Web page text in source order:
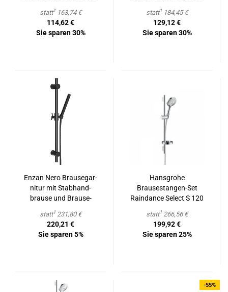
statt1 163,74 €
114,62 €
Sie sparen 30%
statt1 184,45 €
129,12 €
Sie sparen 30%
Enzan Nero Brau­se­gar­
ni­tur mit Stab­hand­
brau­se und Brau­se­
statt1 231,80 €
220,21 €
Sie sparen 5%
Hans­gro­he
Brausestangen-​​Set
Raindance Select S 120
statt1 266,56 €
199,92 €
Sie sparen 25%
-55%